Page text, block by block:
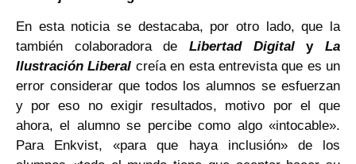
En esta noticia se destacaba, por otro lado, que la
también colaboradora de Libertad DigitalyLa
Ilustración Liberal creía en esta entrevista que es un
error considerar que todos los alumnos se esfuerzan
y por eso no exigir resultados, motivo por el que
ahora, el alumno se percibe como algo «intocable».
Para Enkvist, «para que haya inclusión» de los